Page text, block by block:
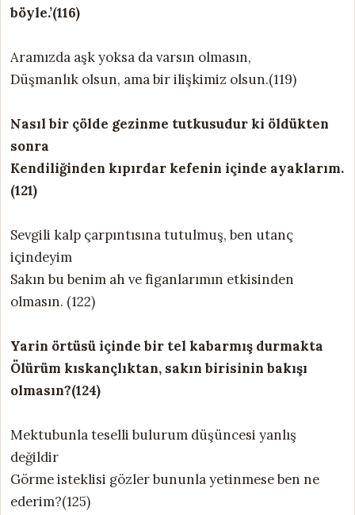
böyle.’(116)
Aramızda aşk yoksa da varsın olmasın,
Düşmanlık olsun, ama bir ilişkimiz olsun.(119)
Nasıl bir çölde gezinme tutkusudur ki öldükten
sonra
Kendiliğinden kıpırdar kefenin içinde ayaklarım.
(121)
Sevgili kalp çarpıntısına tutulmuş, ben utanç
içindeyim
Sakın bu benim ah ve figanlarımın etkisinden
olmasın. (122)
Yarin örtüsü içinde bir tel kabarmış durmakta
Ölürüm kıskançlıktan, sakın birisinin bakışı
olmasın?(124)
Mektubunla teselli bulurum düşüncesi yanlış
değildir
Görme isteklisi gözler bununla yetinmese ben ne
ederim?(125)